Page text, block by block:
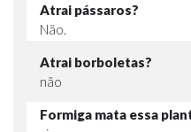
Atrai pássaros?
Não.
Atrai borboletas?
não
Formiga mata essa